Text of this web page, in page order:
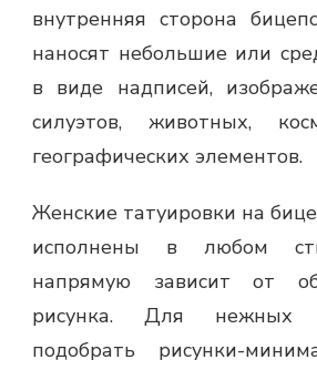
внутренняя сторона
наносят небольшие или
в виде надписей,
силуэтов, животных,
географических элементов.
Женские татуировки на
исполнены в любом
напрямую зависит от
рисунка. Для нежных
подобрать рисунки-